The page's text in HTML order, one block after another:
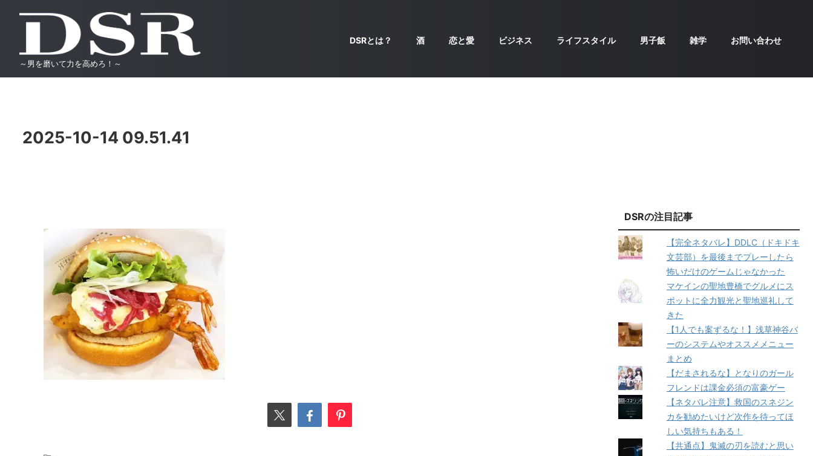
～男を磨いて力を高めろ！～
DSRとは？ 酒 恋と愛 ビジネス ライフスタイル 男子飯 雑学 お問い合わせ
2025-10-14 09.51.41
DSRの注目記事
【完全ネタバレ】DDLC（ドキドキ
文芸部）を最後までプレーしたら
怖いだけのゲームじゃなかった
マケインの聖地豊橋でグルメにス
ポットに全力観光と聖地巡礼して
きた
【1人でも案ずるな！】浅草神谷バ
ーのシステムやオススメメニュー
まとめ
【だまされるな】となりのガール
フレンドは課金必須の富豪ゲー
【ネタバレ注意】救国のスネジン
カを勧めたいけど次作を待ってほ
しい気持ちもある！
【共通点】鬼滅の刃を読むと思い